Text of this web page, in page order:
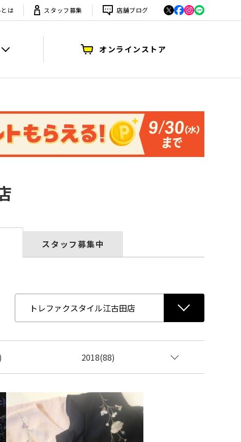
は スタッフ募集 店舗ブログ
オンラインストア
スタッフ募集中
2018(88)